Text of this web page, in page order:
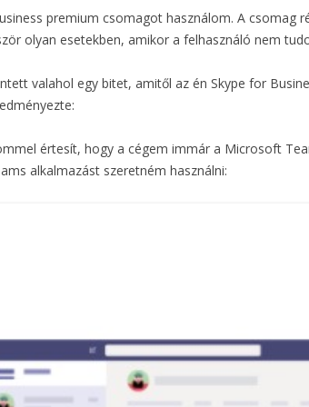
premium csomagot használom. A csomag
olyan esetekben, amikor a felhasználó nem
valahol egy bitet, amitől az én Skype for
értesít, hogy a cégem immár a Microsoft
alkalmazást szeretném használni: